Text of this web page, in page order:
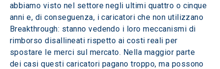
abbiamo visto nel settore negli ultimi quattro o cinque
anni e, di conseguenza, i caricatori che non utilizzano
Breakthrough: stanno vedendo i loro meccanismi di
rimborso disallineati rispetto ai costi reali per
spostare le merci sul mercato. Nella maggior parte
dei casi questi caricatori pagano troppo, ma possono